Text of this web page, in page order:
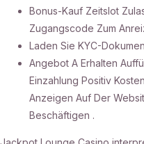
Bonus-Kauf Zeitslot
Zugangscode Zum
Laden Sie KYC-
Angebot A Erhalten
Einzahlung Positiv
Anzeigen Auf Der
Beschäftigen .